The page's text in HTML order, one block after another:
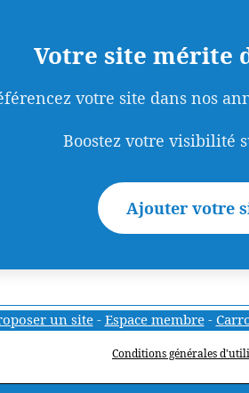
Votre site mérite
votre site dans nos
Boostez votre visibilité
Ajouter votre
un site- Espace membre-
Conditions générales